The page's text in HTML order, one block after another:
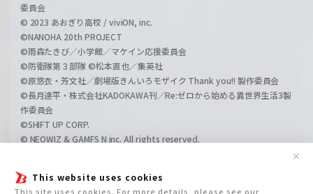
This website uses cookies
This site uses cookies. For more details, please see our
✕
委員会
© 2023 あおぎり高校 / viviON, inc.
©NANOHA 20th PROJECT
©雨森たきび／小学館／マケイン応援委員会
©防衛隊第３部隊 ©松本直也／集英社
©原悠衣・芳文社／劇場版きんいろモザイク Thank you!! 製作委員会
©長月達平・株式会社KADOKAWA刊／Re:ゼロから始める異世界生活3製
作委員会
©SHIFT UP CORP.
© NEOWIZ & GAMFS N inc. All rights reserved.
©GIRLS und PANZER Film Projekt